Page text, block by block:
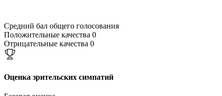
Средний бал общего голосования
Положительные качества 0
Отрицательные качества 0
Оценка зрительских симпатий